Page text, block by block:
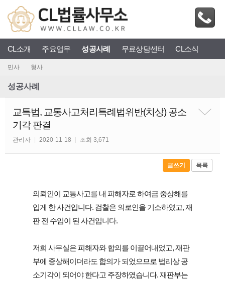
CL소개 주요업무 성공사례 무료상담센터 CL소식
민사 형사
성공사례
교특법, 교통사고처리특례법위반(치상) 공소
기각 판결
관리자 | 2020-11-18 | 조회 3,671
글쓰기 목록
의뢰인이 교통사고를 내 피해자로 하여금 중상해를
입게 한 사건입니다. 검찰은 의로인을 기소하였고, 재
판 전 수임이 된 사건입니다.
저희 사무실은 피해자와 합의를 이끌어내었고, 재판
부에 중상해이더라도 합의가 되었으므로 법리상 공
소기각이 되어야 한다고 주장하였습니다. 재판부는